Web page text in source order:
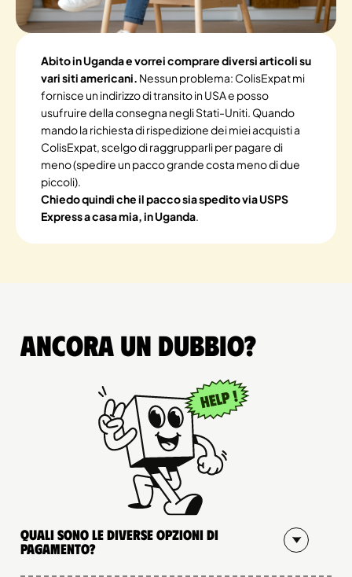
Abito in Uganda e vorrei comprare diversi articoli su
vari siti americani. Nessun problema: ColisExpat mi
fornisce un indirizzo di transito in USA e posso
usufruire della consegna negli Stati-Uniti. Quando
mando la richiesta di rispedizione dei miei acquisti a
ColisExpat, scelgo di raggrupparli per pagare di
meno (spedire un pacco grande costa meno di due
piccoli).
Chiedo quindi che il pacco sia spedito via USPS
Express a casa mia, in Uganda.
Ancora un dubbio?
Quali sono le diverse opzioni di
pagamento?